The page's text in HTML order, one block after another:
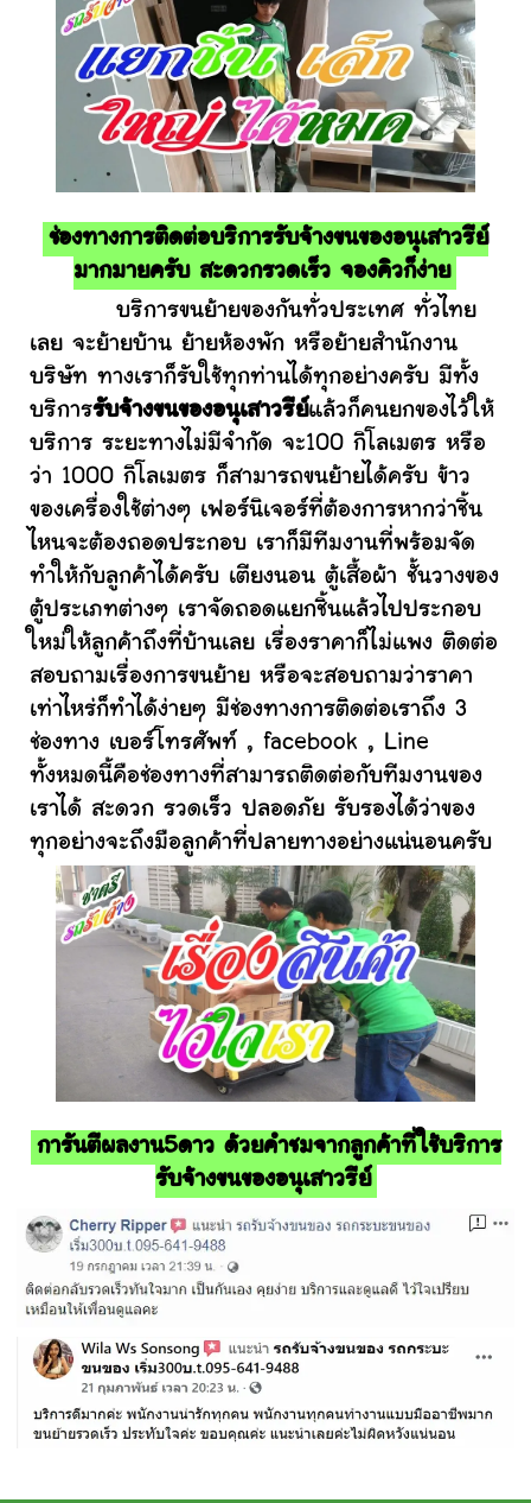
ช่องทางการติดต่อบริการรับจ้างขนของอนุเสาวรีย์
มากมายครับ สะดวกรวดเร็ว จองคิวก็ง่าย
บริการขนย้ายของกันทั่วประเทศ ทั่วไทย
เลย จะย้ายบ้าน ย้ายห้องพัก หรือย้ายสำนักงาน
บริษัท ทางเราก็รับใช้ทุกท่านได้ทุกอย่างครับ มีทั้ง
บริการรับจ้างขนของอนุเสาวรีย์แล้วก็คนยกของไว้ให้
บริการ ระยะทางไม่มีจำกัด จะ100 กิโลเมตร หรือ
ว่า 1000 กิโลเมตร ก็สามารถขนย้ายได้ครับ ข้าว
ของเครื่องใช้ต่างๆ เฟอร์นิเจอร์ที่ต้องการหากว่าชิ้น
ไหนจะต้องถอดประกอบ เราก็มีทีมงานที่พร้อมจัด
ทำให้กับลูกค้าได้ครับ เตียงนอน ตู้เสื้อผ้า ชั้นวางของ
ตู้ประเภทต่างๆ เราจัดถอดแยกชิ้นแล้วไปประกอบ
ใหม่ให้ลูกค้าถึงที่บ้านเลย เรื่องราคาก็ไม่แพง ติดต่อ
สอบถามเรื่องการขนย้าย หรือจะสอบถามว่าราคา
เท่าไหร่ก็ทำได้ง่ายๆ มีช่องทางการติดต่อเราถึง 3
ช่องทาง เบอร์โทรศัพท์ , facebook , Line
ทั้งหมดนี้คือช่องทางที่สามารถติดต่อกับทีมงานของ
เราได้ สะดวก รวดเร็ว ปลอดภัย รับรองได้ว่าของ
ทุกอย่างจะถึงมือลูกค้าที่ปลายทางอย่างแน่นอนครับ
การันตีผลงาน5ดาว ด้วยคำชมจากลูกค้าที่ใช้บริการ
รับจ้างขนของอนุเสาวรีย์